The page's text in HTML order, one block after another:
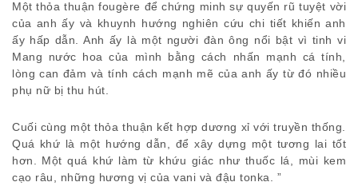
Một thỏa thuận fougère để chứng minh sự quyến rũ tuyệt vời
của anh ấy và khuynh hướng nghiên cứu chi tiết khiến anh
ấy hấp dẫn. Anh ấy là một người đàn ông nổi bật vì tinh vi
Mang nước hoa của mình bằng cách nhấn mạnh cá tính,
lòng can đảm và tính cách mạnh mẽ của anh ấy từ đó nhiều
phụ nữ bị thu hút.
Cuối cùng một thỏa thuận kết hợp dương xỉ với truyền thống.
Quá khứ là một hướng dẫn, để xây dựng một tương lai tốt
hơn. Một quá khứ làm từ khứu giác như thuốc lá, mùi kem
cạo râu, những hương vị của vani và đậu tonka. ”